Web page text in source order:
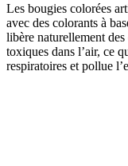
Les bougies colorées
avec des colorants à
libère naturellement
toxiques dans l’air, ce
respiratoires et pollue